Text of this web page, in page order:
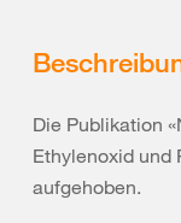
Die Publikation
Ethylenoxid und
aufgehoben.